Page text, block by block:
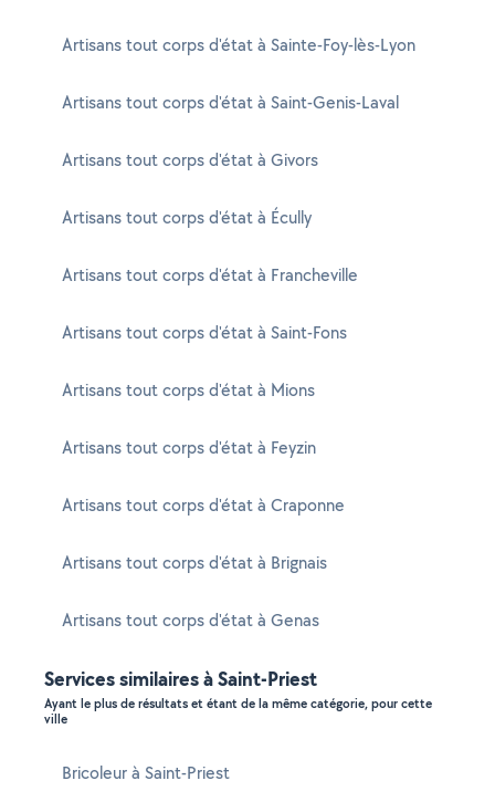
Artisans tout corps d'état à Sainte-Foy-lès-Lyon
Artisans tout corps d'état à Saint-Genis-Laval
Artisans tout corps d'état à Givors
Artisans tout corps d'état à Écully
Artisans tout corps d'état à Francheville
Artisans tout corps d'état à Saint-Fons
Artisans tout corps d'état à Mions
Artisans tout corps d'état à Feyzin
Artisans tout corps d'état à Craponne
Artisans tout corps d'état à Brignais
Artisans tout corps d'état à Genas
Services similaires à Saint-Priest
Ayant le plus de résultats et étant de la même catégorie, pour cette
ville
Bricoleur à Saint-Priest